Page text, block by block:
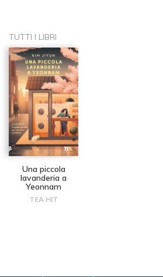
TUTTI I LIBRI
Una piccola
lavanderia a
Yeonnam
TEA HIT